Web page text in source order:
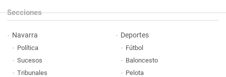
Secciones
Navarra
Política
Sucesos
Tribunales
Deportes
Fútbol
Baloncesto
Pelota